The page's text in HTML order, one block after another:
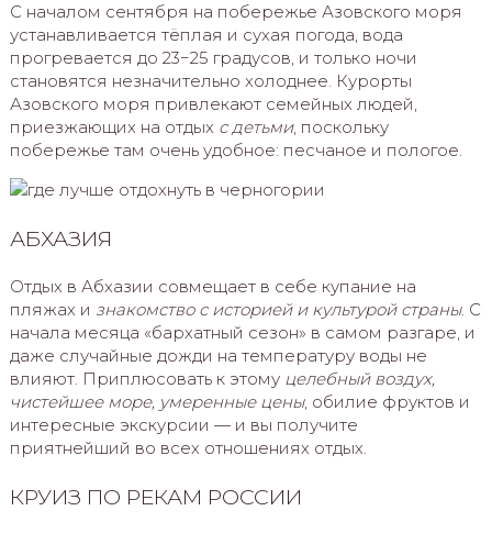
С началом сентября на побережье Азовского моря
устанавливается тёплая и сухая погода, вода
прогревается до 23−25 градусов, и только ночи
становятся незначительно холоднее. Курорты
Азовского моря привлекают семейных людей,
приезжающих на отдых с детьми, поскольку
побережье там очень удобное: песчаное и пологое.
АБХАЗИЯ
Отдых в Абхазии совмещает в себе купание на
пляжах и знакомство с историей и культурой страны. С
начала месяца «бархатный сезон» в самом разгаре, и
даже случайные дожди на температуру воды не
влияют. Приплюсовать к этому целебный воздух,
чистейшее море, умеренные цены, обилие фруктов и
интересные экскурсии — и вы получите
приятнейший во всех отношениях отдых.
КРУИЗ ПО РЕКАМ РОССИИ